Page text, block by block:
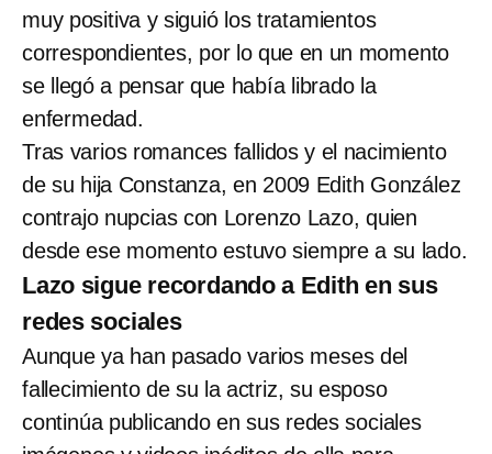
muy positiva y siguió los tratamientos
correspondientes, por lo que en un momento
se llegó a pensar que había librado la
enfermedad.
Tras varios romances fallidos y el nacimiento
de su hija Constanza, en 2009 Edith González
contrajo nupcias con Lorenzo Lazo, quien
desde ese momento estuvo siempre a su lado.
Lazo sigue recordando a Edith en sus
redes sociales
Aunque ya han pasado varios meses del
fallecimiento de su la actriz, su esposo
continúa publicando en sus redes sociales